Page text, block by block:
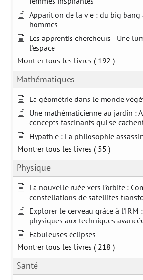
Apparition de la vie : du big bang
hommes
Les apprentis chercheurs - Une
l'espace
Montrer tous les livres ( 192 )
Mathématiques
La géométrie dans le monde
Une mathématicienne au jardin :
concepts fascinants qui se
Hypathie : La philosophie
Montrer tous les livres ( 55 )
Physique
La nouvelle ruée vers l’orbite :
constellations de satellites
Explorer le cerveau grâce à l'IRM
physiques aux techniques
Fabuleuses éclipses
Montrer tous les livres ( 218 )
Santé